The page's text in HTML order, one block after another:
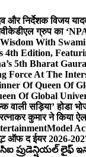
और निर्देशक विजय
वीकेडीएल ग्रुप का
With
Edition,
5th Bharat
Force At The
Of Queen Of
Of Global
वाली सड़िया’ होडा
कुमार ने किया
Model
ऑफ द ईयर 2026-
ప్రుడెన్షియల్ లైఫ్